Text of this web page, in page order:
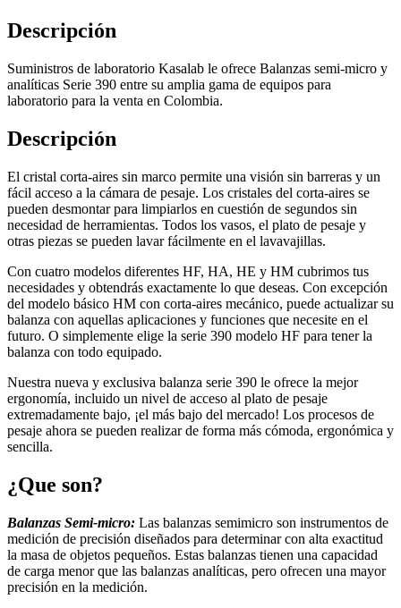
Descripción
Suministros de laboratorio Kasalab le ofrece Balanzas semi-micro y
analíticas Serie 390 entre su amplia gama de equipos para
laboratorio para la venta en Colombia.
Descripción
El cristal corta-aires sin marco permite una visión sin barreras y un
fácil acceso a la cámara de pesaje. Los cristales del corta-aires se
pueden desmontar para limpiarlos en cuestión de segundos sin
necesidad de herramientas. Todos los vasos, el plato de pesaje y
otras piezas se pueden lavar fácilmente en el lavavajillas.
Con cuatro modelos diferentes HF, HA, HE y HM cubrimos tus
necesidades y obtendrás exactamente lo que deseas. Con excepción
del modelo básico HM con corta-aires mecánico, puede actualizar su
balanza con aquellas aplicaciones y funciones que necesite en el
futuro. O simplemente elige la serie 390 modelo HF para tener la
balanza con todo equipado.
Nuestra nueva y exclusiva balanza serie 390 le ofrece la mejor
ergonomía, incluido un nivel de acceso al plato de pesaje
extremadamente bajo, ¡el más bajo del mercado! Los procesos de
pesaje ahora se pueden realizar de forma más cómoda, ergonómica y
sencilla.
¿Que son?
Balanzas Semi-micro: Las balanzas semimicro son instrumentos de
medición de precisión diseñados para determinar con alta exactitud
la masa de objetos pequeños. Estas balanzas tienen una capacidad
de carga menor que las balanzas analíticas, pero ofrecen una mayor
precisión en la medición.